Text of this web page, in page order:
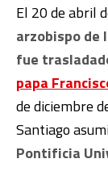
El 20 de abril
arzobispo de
fue
papa
de diciembre
Santiago
Pontificia